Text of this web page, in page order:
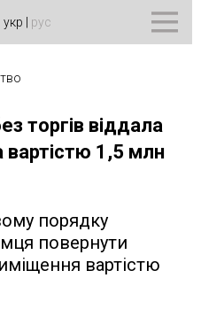
укр рус
торгів віддала
вартістю 1,5 млн
порядку
повернути
вартістю